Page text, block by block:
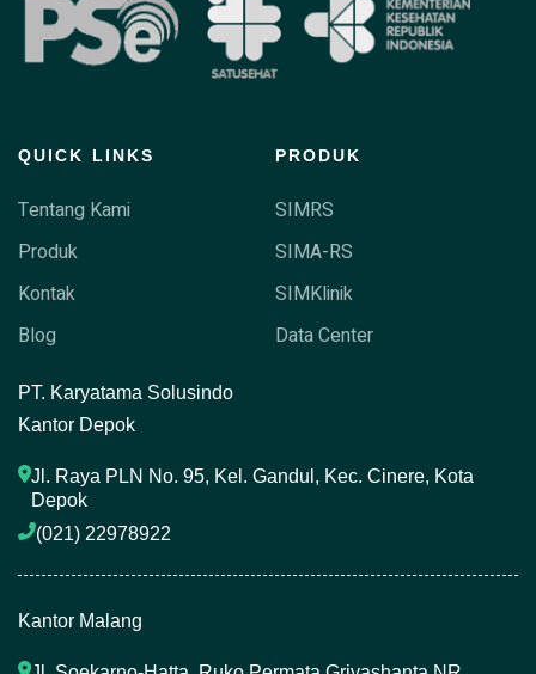
QUICK LINKS
Tentang Kami
Produk
Kontak
Blog
PRODUK
SIMRS
SIMA-RS
SIMKlinik
Data Center
PT. Karyatama Solusindo
Kantor Depok
Jl. Raya PLN No. 95, Kel. Gandul, Kec. Cinere, Kota
Depok
(021) 22978922
Kantor Malang